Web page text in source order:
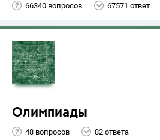
66340 вопросов 67571 ответ
Олимпиады
48 вопросов 82 ответа